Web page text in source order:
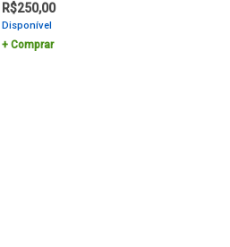
R$250,00
Disponível
Comprar